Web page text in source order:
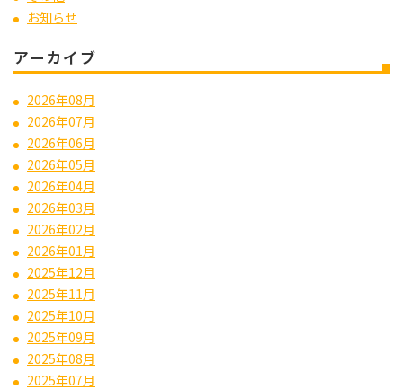
お知らせ
アーカイブ
2026年08月
2026年07月
2026年06月
2026年05月
2026年04月
2026年03月
2026年02月
2026年01月
2025年12月
2025年11月
2025年10月
2025年09月
2025年08月
2025年07月